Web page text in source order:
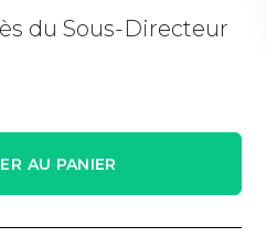
du Sous-Directeur
AU PANIER